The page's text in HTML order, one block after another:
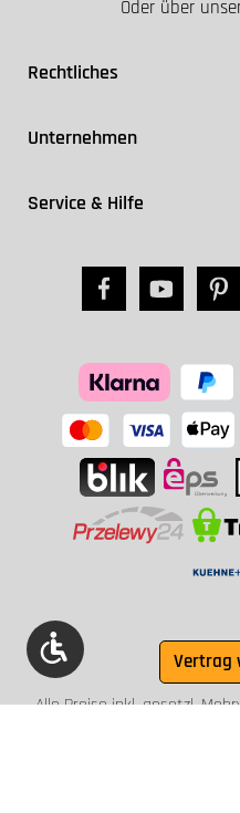
Oder über
Rechtliches
Unternehmen
Service & Hilfe
Vertrag
Alle Preise inkl. gesetzl.
Werkzeugleiste anzeigen